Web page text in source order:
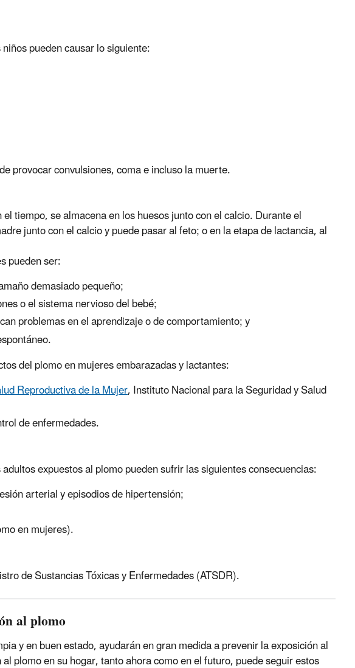
pueden causar lo siguiente:
provocar convulsiones, coma e incluso la muerte.
tiempo, se almacena en los huesos junto con el calcio. Durante el
junto con el calcio y puede pasar al feto; o en la etapa de lactancia, al
pueden ser:
demasiado pequeño;
o el sistema nervioso del bebé;
problemas en el aprendizaje o de comportamiento; y
del plomo en mujeres embarazadas y lactantes:
Reproductiva de la Mujer, Instituto Nacional para la Seguridad y Salud
de enfermedades.
expuestos al plomo pueden sufrir las siguientes consecuencias:
arterial y episodios de hipertensión;
en mujeres).
de Sustancias Tóxicas y Enfermedades (ATSDR).
al plomo
y en buen estado, ayudarán en gran medida a prevenir la exposición al
plomo en su hogar, tanto ahora como en el futuro, puede seguir estos